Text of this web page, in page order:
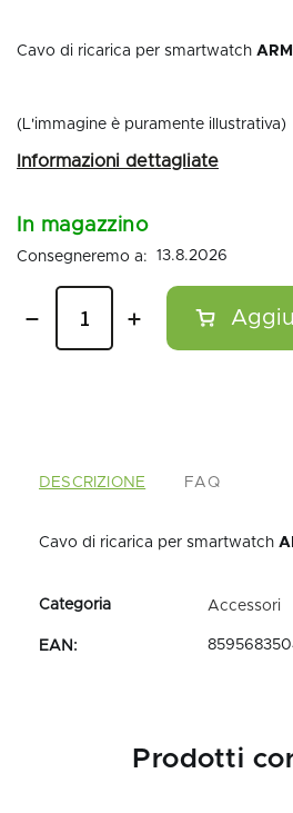
Cavo di ricarica per smartwatch
(L'immagine è puramente illustrativa)
In magazzino
13.8.2026
DESCRIZIONE FAQ
Cavo di ricarica per smartwatch
Accessori
EAN :
Prodotti